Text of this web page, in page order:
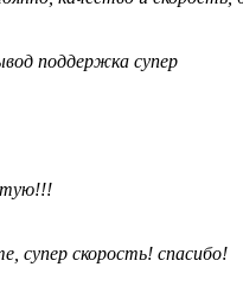
поддержка супер
супер скорость! спасибо!